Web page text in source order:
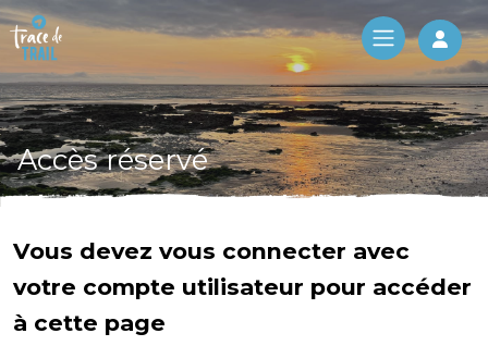
Log
Accès réservé
Vous devez vous connecter avec
votre compte utilisateur pour accéder
à cette page